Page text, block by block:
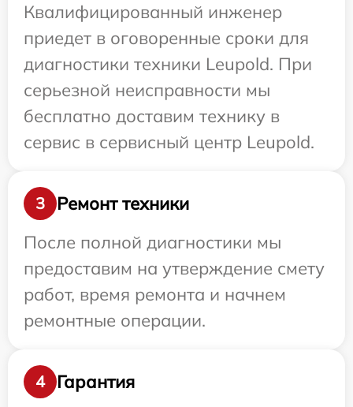
Квалифицированный инженер
приедет в оговоренные сроки для
диагностики техники Leupold. При
серьезной неисправности мы
бесплатно доставим технику в
сервис в сервисный центр Leupold.
3
Ремонт техники
После полной диагностики мы
предоставим на утверждение смету
работ, время ремонта и начнем
ремонтные операции.
4 Гарантия